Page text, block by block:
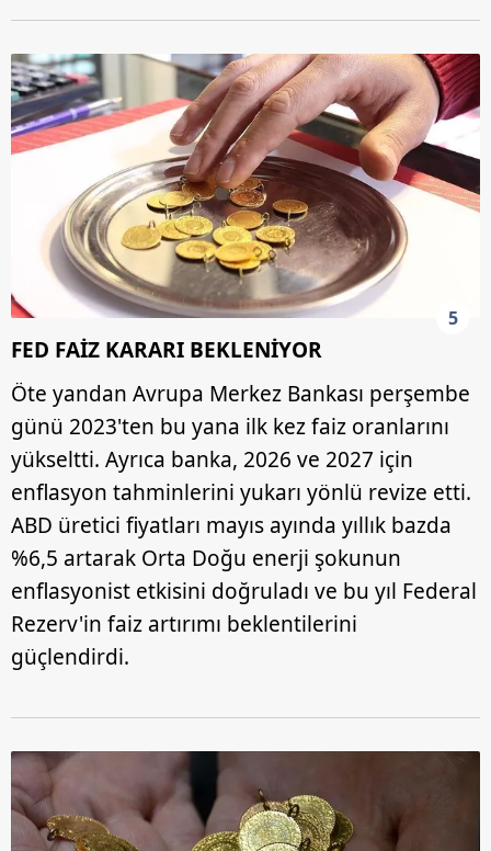
hazırlanmış Aydınlatma Metnimizi okumak ve sitemizde
ilgili mevzuata uygun olarak kullanılan çerezlerle ilgili bilgi
almak için lütfentıklayınız.
5
FED FAİZ KARARI BEKLENİYOR
Öte yandan Avrupa Merkez Bankası perşembe
günü 2023'ten bu yana ilk kez faiz oranlarını
yükseltti. Ayrıca banka, 2026 ve 2027 için
enflasyon tahminlerini yukarı yönlü revize etti.
ABD üretici fiyatları mayıs ayında yıllık bazda
%6,5 artarak Orta Doğu enerji şokunun
enflasyonist etkisini doğruladı ve bu yıl Federal
Rezerv'in faiz artırımı beklentilerini
güçlendirdi.